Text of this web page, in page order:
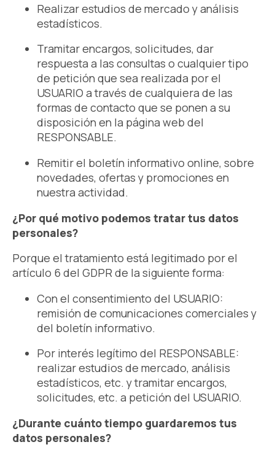
Realizar estudios de mercado y análisis
estadísticos.
Tramitar encargos, solicitudes, dar
respuesta a las consultas o cualquier tipo
de petición que sea realizada por el
USUARIO a través de cualquiera de las
formas de contacto que se ponen a su
disposición en la página web del
RESPONSABLE.
Remitir el boletín informativo online, sobre
novedades, ofertas y promociones en
nuestra actividad.
¿Por qué motivo podemos tratar tus datos
personales?
Porque el tratamiento está legitimado por el
artículo 6 del GDPR de la siguiente forma:
Con el consentimiento del USUARIO:
remisión de comunicaciones comerciales y
del boletín informativo.
Por interés legítimo del RESPONSABLE:
realizar estudios de mercado, análisis
estadísticos, etc. y tramitar encargos,
solicitudes, etc. a petición del USUARIO.
¿Durante cuánto tiempo guardaremos tus
datos personales?